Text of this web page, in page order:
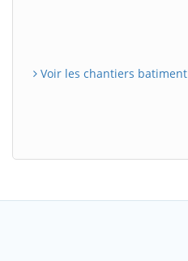
Voir les chantiers batiment